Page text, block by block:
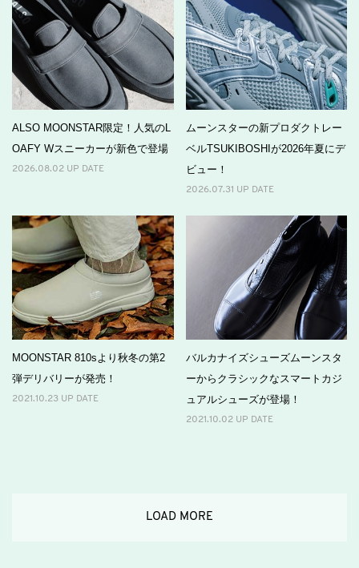
ALSO MOONSTAR限定！人気のL
OAFY Wスニーカーが新色で登場
2026.08.02 UP DATE
ムーンスターの新プロダクトレー
ベルTSUKIBOSHIが2026年夏にデ
ビュー！
2026.07.31 UP DATE
MOONSTAR 810sより秋冬の第2
弾デリバリーが発売！
2021.10.23 UP DATE
バルカナイズシューズムーンスタ
ーからクラシックなスマートカジ
ュアルシューズが登場！
2021.10.02 UP DATE
LOAD MORE